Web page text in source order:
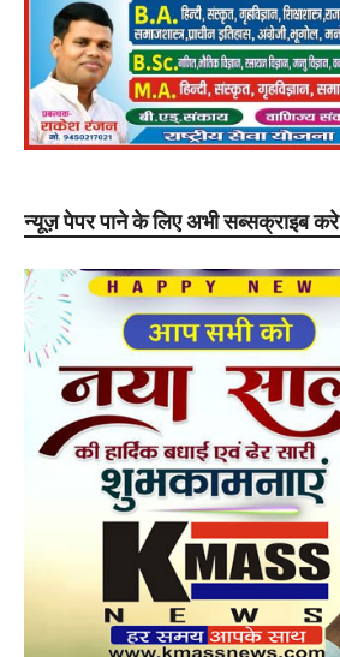
न्यूज़ पेपर पाने के लिए अभी सब्सक्राइब करे